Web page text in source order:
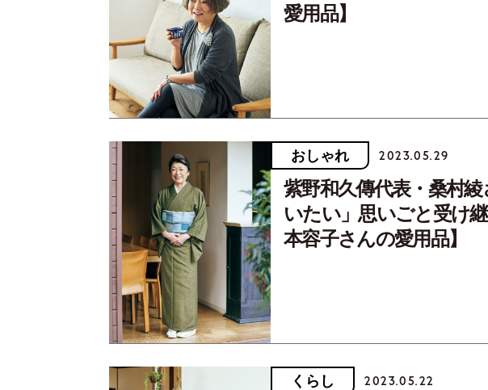
愛用品】
おしゃれ 2023.05.29
紫野和久傳代表・桑村
いたい」思いごと受け
本容子さんの愛用品】
くらし 2023.05.22